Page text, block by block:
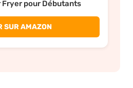
Fryer pour Débutants
SUR AMAZON